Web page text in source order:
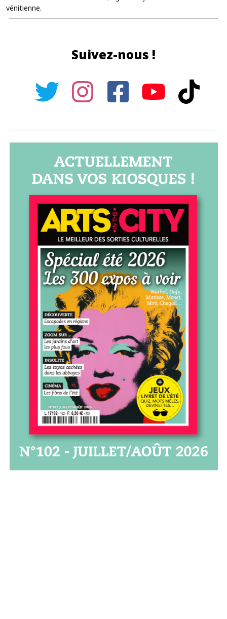
vénitienne.
Suivez-nous !